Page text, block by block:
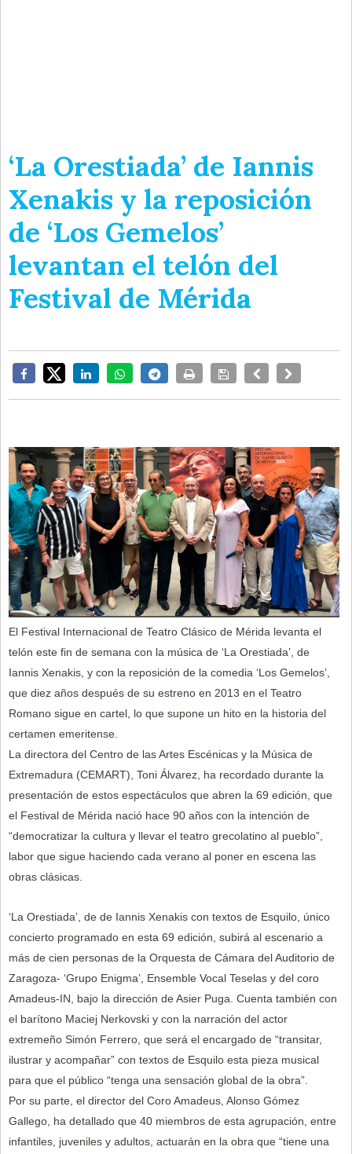
‘La Orestiada’ de Iannis
Xenakis y la reposición
de ‘Los Gemelos’
levantan el telón del
Festival de Mérida
El Festival Internacional de Teatro Clásico de Mérida levanta el
telón este fin de semana con la música de ‘La Orestiada’, de
Iannis Xenakis, y con la reposición de la comedia ‘Los Gemelos’,
que diez años después de su estreno en 2013 en el Teatro
Romano sigue en cartel, lo que supone un hito en la historia del
certamen emeritense.
La directora del Centro de las Artes Escénicas y la Música de
Extremadura (CEMART), Toni Álvarez, ha recordado durante la
presentación de estos espectáculos que abren la 69 edición, que
el Festival de Mérida nació hace 90 años con la intención de
“democratizar la cultura y llevar el teatro grecolatino al pueblo”,
labor que sigue haciendo cada verano al poner en escena las
obras clásicas.
‘La Orestiada’, de de Iannis Xenakis con textos de Esquilo, único
concierto programado en esta 69 edición, subirá al escenario a
más de cien personas de la Orquesta de Cámara del Auditorio de
Zaragoza- ‘Grupo Enigma’, Ensemble Vocal Teselas y del coro
Amadeus-IN, bajo la dirección de Asier Puga. Cuenta también con
el barítono Maciej Nerkovski y con la narración del actor
extremeño Simón Ferrero, que será el encargado de “transitar,
ilustrar y acompañar” con textos de Esquilo esta pieza musical
para que el público “tenga una sensación global de la obra”.
Por su parte, el director del Coro Amadeus, Alonso Gómez
Gallego, ha detallado que 40 miembros de esta agrupación, entre
infantiles, juveniles y adultos, actuarán en la obra que “tiene una